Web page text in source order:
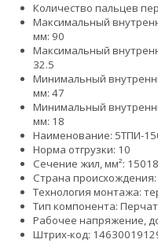
Количество пальцев
Максимальный
мм: 90
Максимальный
32.5
Минимальный
мм: 47
Минимальный
мм: 18
Наименование: 5ТПИ-
Норма отгрузки: 10
Сечение жил, мм²: 150
Страна происхождения:
Технология монтажа:
Тип компонента:
Рабочее напряжение,
Штрих-код: